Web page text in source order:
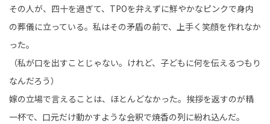
その人が、四十を過ぎて、TPOを弁えずに鮮やかなピンクで身内
の葬儀に立っている。私はその矛盾の前で、上手く笑顔を作れなか
った。
（私が口を出すことじゃない。けれど、子どもに何を伝えるつもり
なんだろう）
嫁の立場で言えることは、ほとんどなかった。挨拶を返すのが精
一杯で、口元だけ動かすような会釈で焼香の列に紛れ込んだ。